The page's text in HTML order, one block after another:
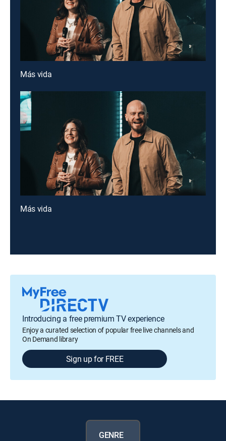
Más vida
Más vida
Introducing a free premium TV experience
Enjoy a curated selection of popular free live channels and
On Demand library
Sign up for FREE
GENRE